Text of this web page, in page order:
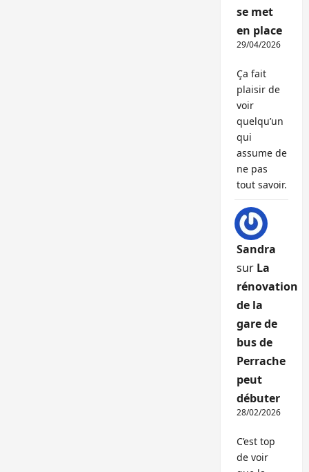
se met
en place
29/04/2026
Ça fait
plaisir de
voir
quelqu’un
qui
assume de
ne pas
tout savoir.
Sandra
sur La
rénovation
de la
gare de
bus de
Perrache
peut
débuter
28/02/2026
C’est top
de voir